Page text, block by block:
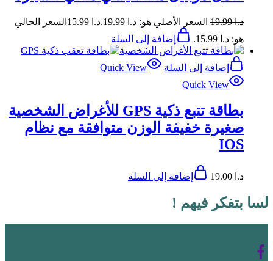
د.ا19.99 السعر الأصلي هو: د.ا 19.99. د.ا
السعر الحالي
هو: د.ا 15.99.
إضافة إلى السلة
إضافة إلى السلة
Quick View
Quick View
بطاقة تتبع ذكية GPS للأغراض الشخصية
صغيرة خفيفة الوزن متوافقة مع نظام
IOS
د.ا إضافة إلى السلة
لسا بتفكر فيهم !